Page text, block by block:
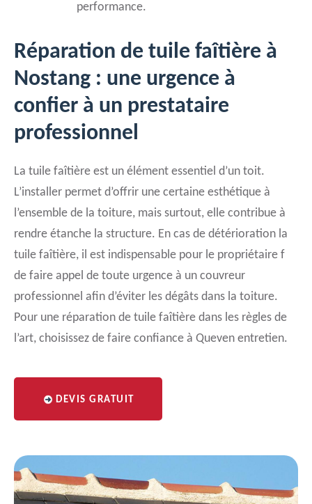
performance.
Réparation de tuile faîtière à
Nostang : une urgence à
confier à un prestataire
professionnel
La tuile faîtière est un élément essentiel d’un toit.
L’installer permet d’offrir une certaine esthétique à
l’ensemble de la toiture, mais surtout, elle contribue à
rendre étanche la structure. En cas de détérioration la
tuile faîtière, il est indispensable pour le propriétaire f
de faire appel de toute urgence à un couvreur
professionnel afin d’éviter les dégâts dans la toiture.
Pour une réparation de tuile faîtière dans les règles de
l’art, choisissez de faire confiance à Queven entretien.
DEVIS GRATUIT